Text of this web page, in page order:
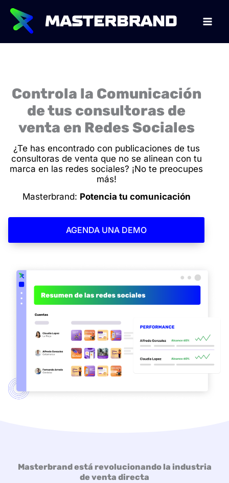
contenido
Controla la Comunicación
de tus consultoras de
venta en Redes Sociales
¿Te has encontrado con publicaciones de tus
consultoras de venta que no se alinean con tu
marca en las redes sociales? ¡No te preocupes
más!
Masterbrand: Potencia tu comunicación
AGENDA UNA DEMO
Masterbrand está revolucionando la industria
de venta directa